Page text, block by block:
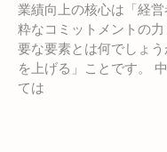
業績向上の核心は「経
粋なコミットメントの
要な要素とは何でしょ
を上げる」ことです。
ては